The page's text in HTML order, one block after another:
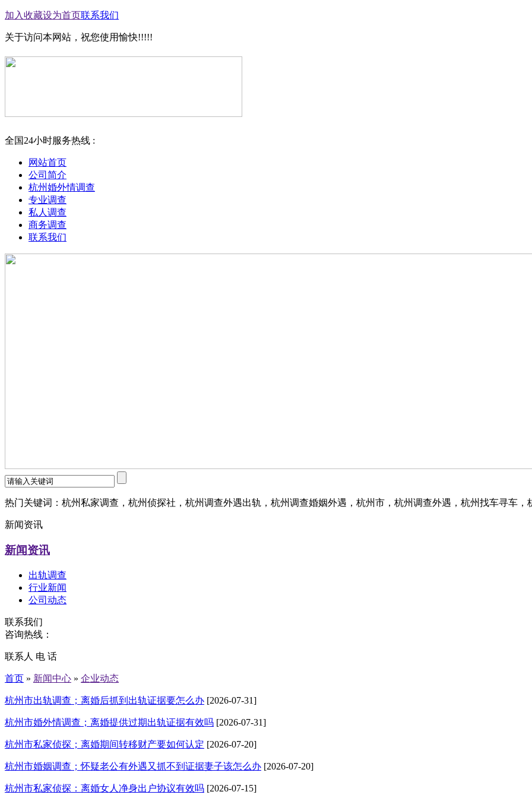
加入收藏设为首页联系我们
关于访问本网站，祝您使用愉快!!!!!
全国24小时服务热线 :
网站首页
公司简介
杭州婚外情调查
专业调查
私人调查
商务调查
联系我们
热门关键词：杭州私家调查，杭州侦探社，杭州调查外遇出轨，杭州调查婚姻外遇，杭州市，杭州调查外遇，杭州找车寻车，
新闻资讯
新闻资讯
出轨调查
行业新闻
公司动态
联系我们
咨询热线：
联系人 电 话
首页 » 新闻中心 » 企业动态
杭州市出轨调查；离婚后抓到出轨证据要怎么办 [2026-07-31]
杭州市婚外情调查；离婚提供过期出轨证据有效吗 [2026-07-31]
杭州市私家侦探；离婚期间转移财产要如何认定 [2026-07-20]
杭州市婚姻调查；怀疑老公有外遇又抓不到证据妻子该怎么办 [2026-07-20]
杭州市私家侦探：离婚女人净身出户协议有效吗 [2026-07-15]